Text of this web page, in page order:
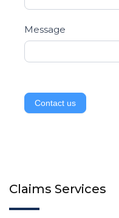
Message
Contact us
Claims Services